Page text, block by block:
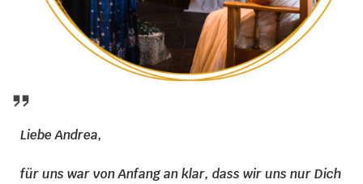
Liebe Andrea,
für uns war von Anfang an klar, dass wir uns nur Dich